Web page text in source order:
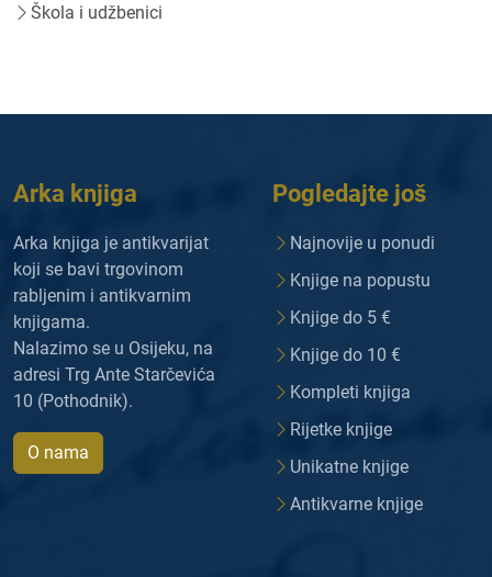
Škola i udžbenici
Arka knjiga
Arka knjiga je antikvarijat
koji se bavi trgovinom
rabljenim i antikvarnim
knjigama.
Nalazimo se u Osijeku, na
adresi Trg Ante Starčevića
10 (Pothodnik).
O nama
Pogledajte još
Najnovije u ponudi
Knjige na popustu
Knjige do 5 €
Knjige do 10 €
Kompleti knjiga
Rijetke knjige
Unikatne knjige
Antikvarne knjige